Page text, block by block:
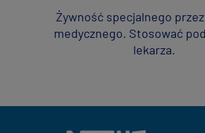
Żywność specjalnego
medycznego. Stosować
lekarza.